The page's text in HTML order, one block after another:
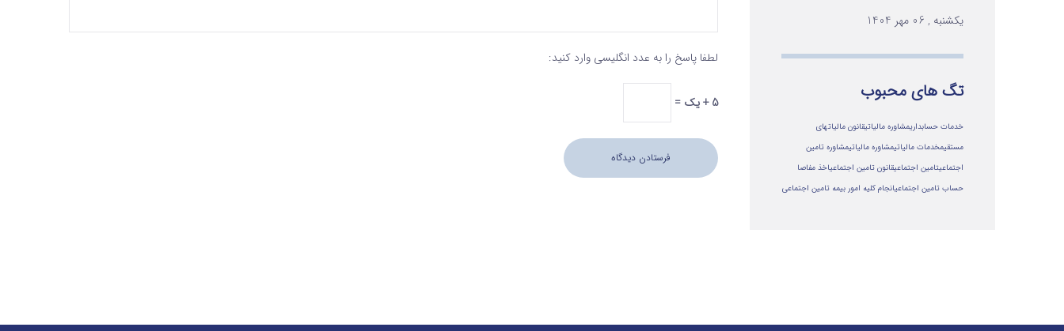
لطفا پاسخ را به عدد انگلیسی وارد کنید:
5 + یک =
یکشنبه , 06 مهر 1404
تگ های محبوب
خدمات حسابداریمشاوره مالیاتیقانون مالیاتهای
مستقیمخدمات مالیاتیمشاوره مالياتيمشاوره تامین
اجتماعیتامین اجتماعیقانون تامین اجتماعیاخذ مفاصا
حساب تامین اجتماعیانجام کلیه امور بیمه تامین اجتماعی